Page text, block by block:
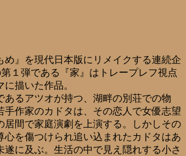
め』を現代日本版にリメイクする連続企
１弾である『家』はトレープレフ視点
描いた作品。
あるアツオが持つ、湖畔の別荘での物
手作家のカドタは、その恋人で女優志望
居間で家庭演劇を上演する。しかしその
心を傷つけられ追い込まれたカドタはあ
遂に及ぶ。生活の中で見え隠れする小さ